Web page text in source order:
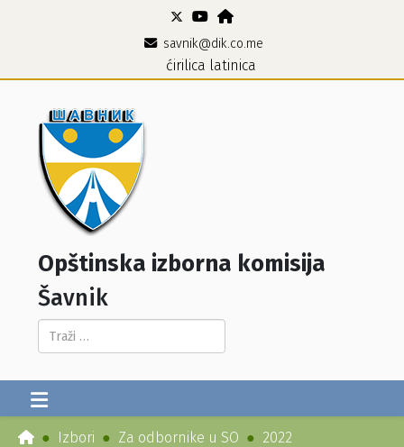
savnik@dik.co.me
ćirilica latinica
Opštinska izborna komisija
Šavnik
Pretraga...
Izbori Za odbornike u SO 2022